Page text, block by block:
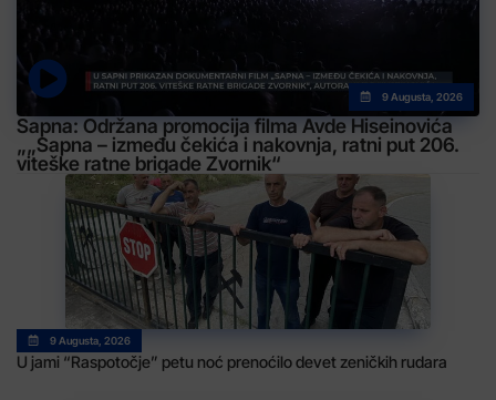
9 Augusta, 2026
Sapna: Održana promocija filma Avde Hiseinovića
„„Sapna – između čekića i nakovnja, ratni put 206.
viteške ratne brigade Zvornik“
9 Augusta, 2026
U jami “Raspotočje” petu noć prenoćilo devet zeničkih rudara